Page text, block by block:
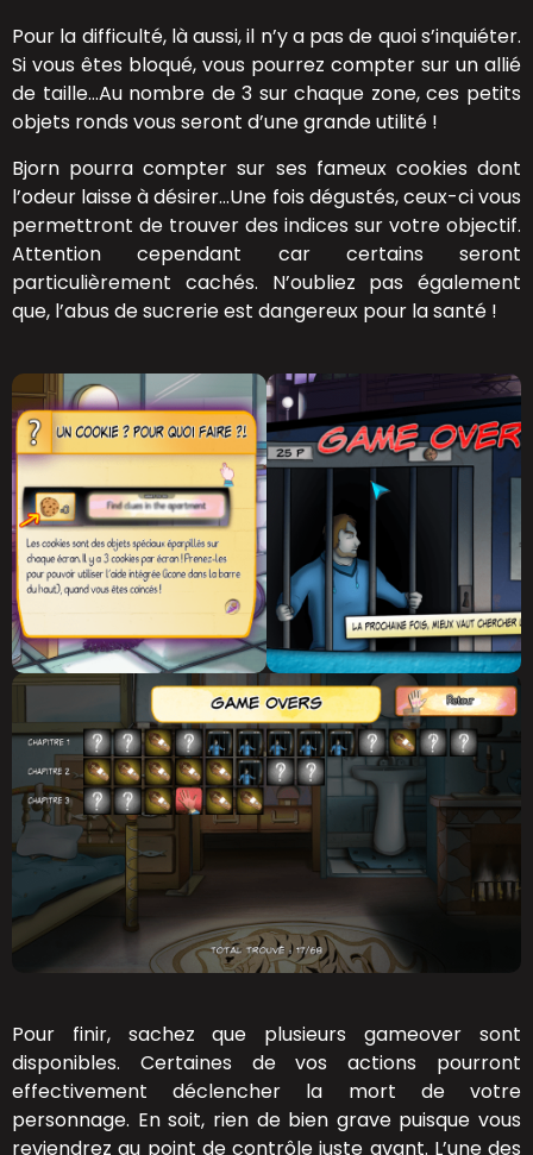
Pour la difficulté, là aussi, il n’y a pas de quoi s’inquiéter.
Si vous êtes bloqué, vous pourrez compter sur un allié
de taille…Au nombre de 3 sur chaque zone, ces petits
objets ronds vous seront d’une grande utilité !
Bjorn pourra compter sur ses fameux cookies dont
l’odeur laisse à désirer…Une fois dégustés, ceux-ci vous
permettront de trouver des indices sur votre objectif.
Attention cependant car certains seront
particulièrement cachés. N’oubliez pas également
que, l’abus de sucrerie est dangereux pour la santé !
Pour finir, sachez que plusieurs gameover sont
disponibles. Certaines de vos actions pourront
effectivement déclencher la mort de votre
personnage. En soit, rien de bien grave puisque vous
reviendrez au point de contrôle juste avant. L’une des